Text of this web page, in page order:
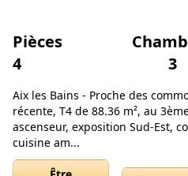
Pièces
4
3
Aix les Bains - Proche des
récente, T4 de 88.36 m², au
ascenseur, exposition Sud-Est,
cuisine am...